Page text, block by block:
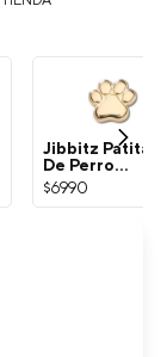
Jibbitz Patita
De Perro
Dorada Crocs
$6990